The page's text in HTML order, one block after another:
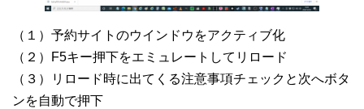
（１）予約サイトのウインドウをアクティブ化
（２）F5キー押下をエミュレートしてリロード
（３）リロード時に出てくる注意事項チェックと次へボタ
ンを自動で押下